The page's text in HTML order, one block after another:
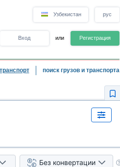
Узбекистан рус
Вход или Регистрация
поиск грузов и транспорта
Без конвертации